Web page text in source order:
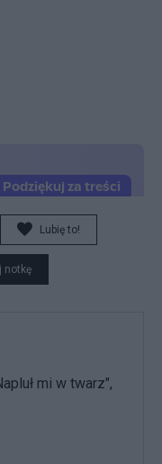
Lubię to!
notkę
mi w twarz",